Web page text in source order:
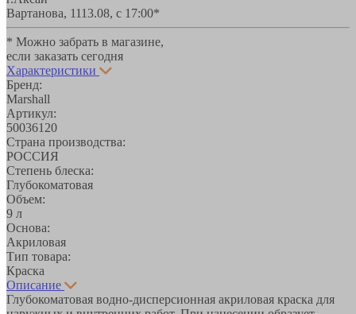
Вартанова, 1113.08, с 17:00*
* Можно забрать в магазине,
если заказать сегодня
Характеристики
Бренд:
Marshall
Артикул:
50036120
Страна производства:
РОССИЯ
Степень блеска:
Глубокоматовая
Объем:
9 л
Основа:
Акриловая
Тип товара:
Краска
Описание
Глубокоматовая водно-дисперсионная акриловая краска для